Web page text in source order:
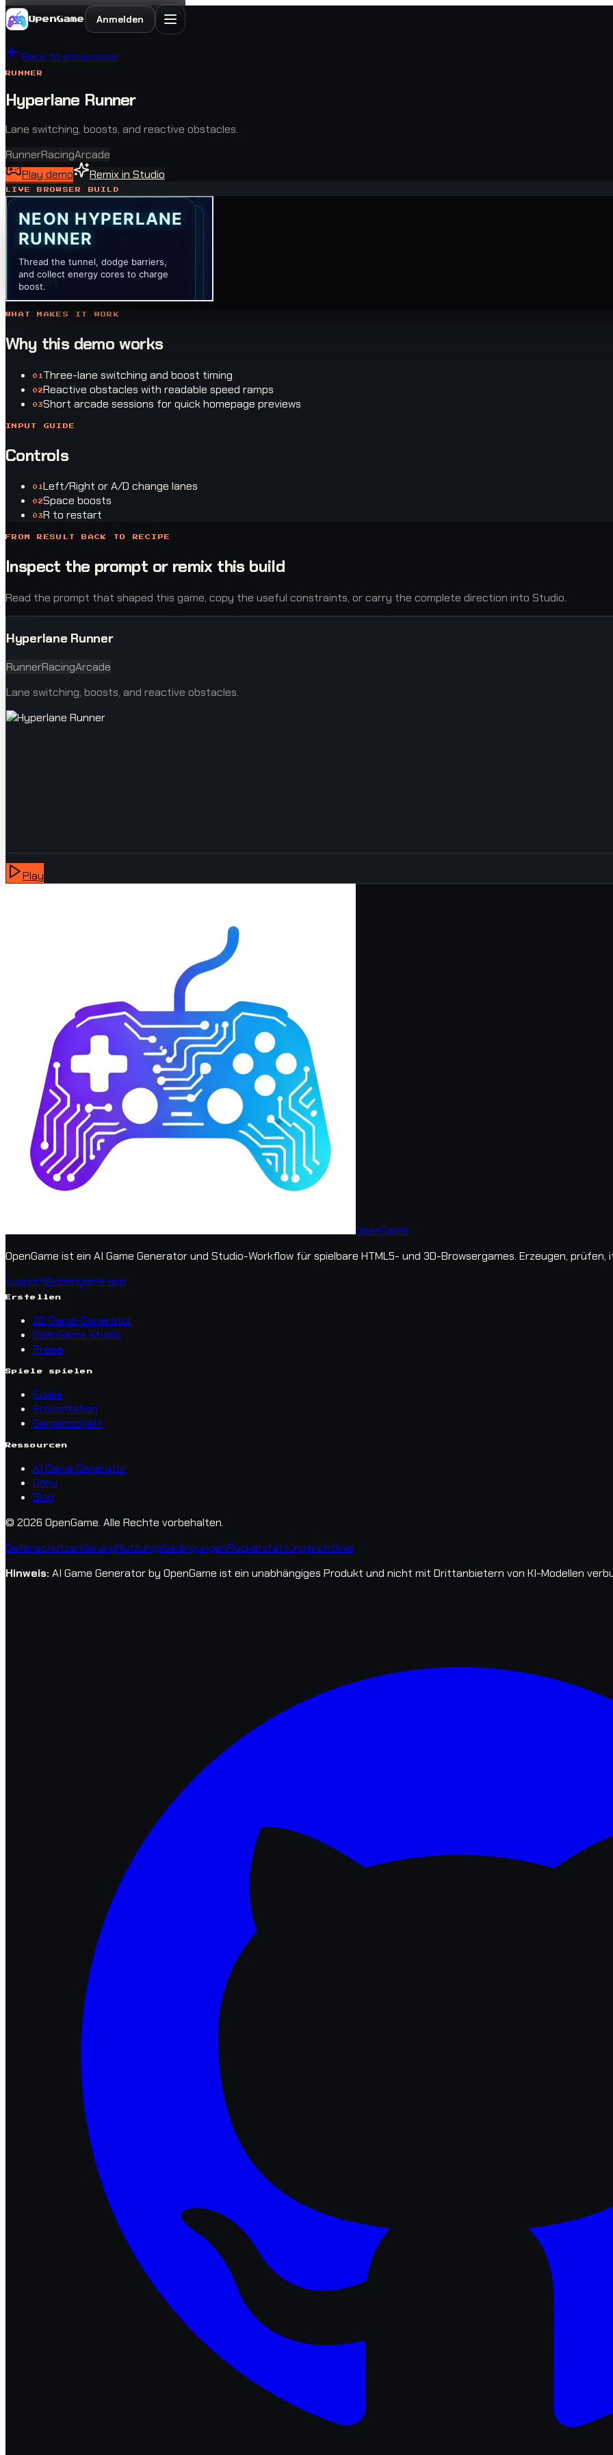
OpenGame Anmelden
Back to showcases
RUNNER
Hyperlane Runner
Lane switching, boosts, and reactive obstacles.
RunnerRacingArcade
Play demo
Remix in Studio
LIVE BROWSER BUILD
WHAT MAKES IT WORK
Why this demo works
0 1 Three-lane switching and boost timing
02Reactive obstacles with readable speed ramps
03Short arcade sessions for quick homepage previews
INPUT GUIDE
Controls
01Left/Right or A/D change lanes
02Space boosts
03R to restart
FROM RESULT BACK TO RECIPE
Inspect the prompt or remix this build
Read the prompt that shaped this game, copy the useful constraints, or carry the complete direction into Studio.
Hyperlane Runner
RunnerRacingArcade
Lane switching, boosts, and reactive obstacles.
Play
OpenGame
OpenGame ist ein AI Game Generator und Studio-Workflow für spielbare HTML5- und 3D-Browsergames. Erzeugen,
support@opengame.app
Erstellen
2D Game-Generator
OpenGame Studio
Preise
Spiele spielen
Spiele
Präsentation
Gemeinschaft
Ressourcen
AI Game Generator
Doku
Blog
© 2026 OpenGame. Alle Rechte vorbehalten.
DatenschutzerklärungNutzungsbedingungenRückerstattungsrichtlinie
Hinweis: AI Game Generator by OpenGame ist ein unabhängiges Produkt und nicht mit Drittanbietern von KI-Modellen